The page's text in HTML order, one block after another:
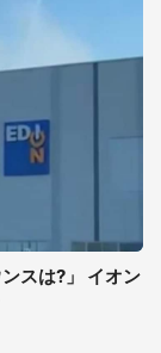
スは?」 イオン